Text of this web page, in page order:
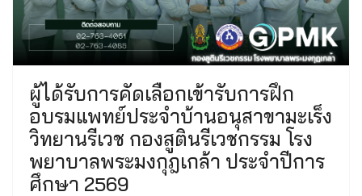
ผู้ได้รับการคัดเลือกเข้ารับการฝึก
อบรมแพทย์ประจำบ้านอนุสาขามะเร็ง
วิทยานรีเวช กองสูตินรีเวชกรรม โรง
พยาบาลพระมงกุฎเกล้า ประจำปีการ
ศึกษา 2569